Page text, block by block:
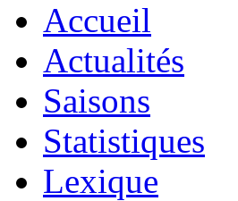
Accueil
Actualités
Saisons
Statistiques
Lexique